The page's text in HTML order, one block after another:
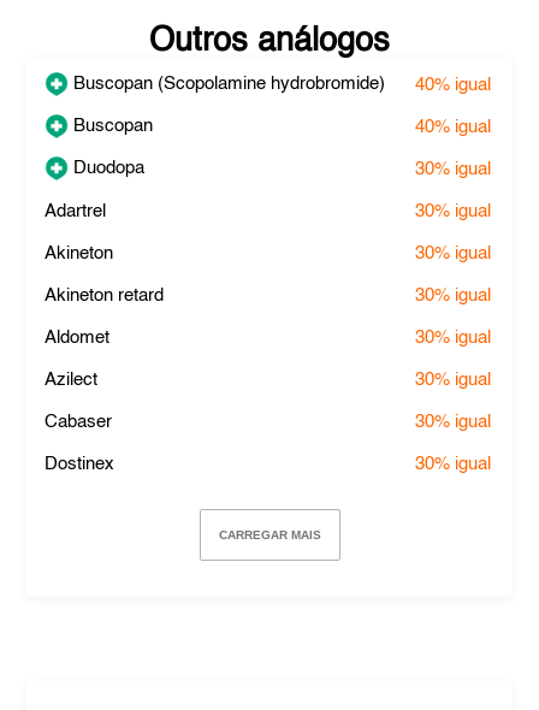
Outros análogos
Buscopan (Scopolamine hydrobromide) 40% igual
Buscopan 40% igual
Duodopa 30% igual
Adartrel 30% igual
Akineton 30% igual
Akineton retard 30% igual
Aldomet 30% igual
Azilect 30% igual
Cabaser 30% igual
Dostinex 30% igual
CARREGAR MAIS